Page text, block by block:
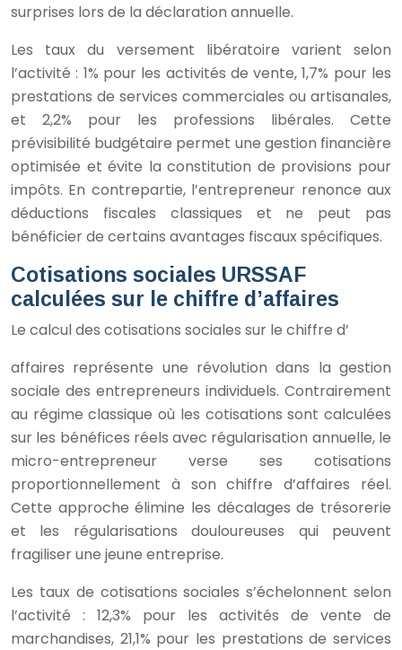
surprises lors de la déclaration annuelle.
Les taux du versement libératoire varient selon
l’activité : 1% pour les activités de vente, 1,7% pour les
prestations de services commerciales ou artisanales,
et 2,2% pour les professions libérales. Cette
prévisibilité budgétaire permet une gestion financière
optimisée et évite la constitution de provisions pour
impôts. En contrepartie, l’entrepreneur renonce aux
déductions fiscales classiques et ne peut pas
bénéficier de certains avantages fiscaux spécifiques.
Cotisations sociales URSSAF
calculées sur le chiffre d’affaires
Le calcul des cotisations sociales sur le chiffre d’
affaires représente une révolution dans la gestion
sociale des entrepreneurs individuels. Contrairement
au régime classique où les cotisations sont calculées
sur les bénéfices réels avec régularisation annuelle, le
micro-entrepreneur verse ses cotisations
proportionnellement à son chiffre d’affaires réel.
Cette approche élimine les décalages de trésorerie
et les régularisations douloureuses qui peuvent
fragiliser une jeune entreprise.
Les taux de cotisations sociales s’échelonnent selon
l’activité : 12,3% pour les activités de vente de
marchandises, 21,1% pour les prestations de services